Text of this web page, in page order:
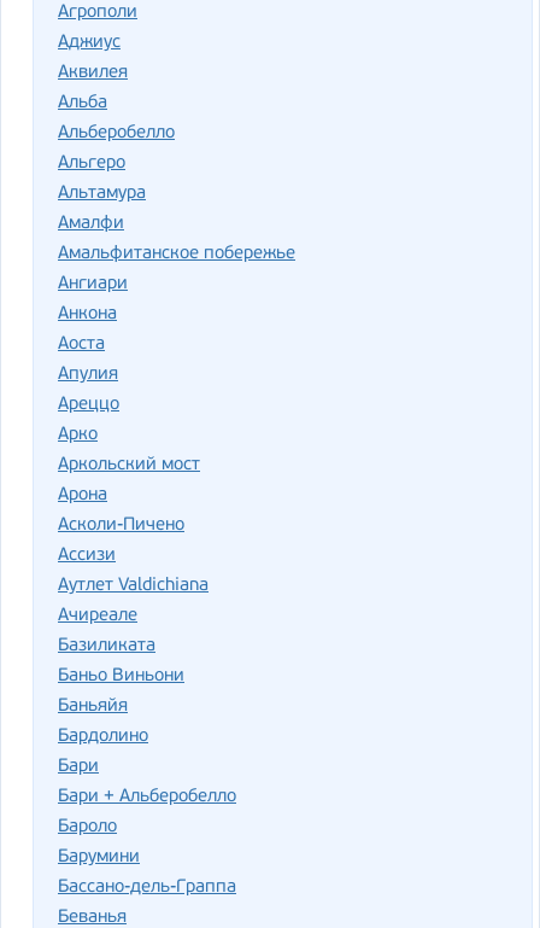
Агрополи
Аджиус
Аквилея
Альба
Альберобелло
Альгеро
Альтамура
Амалфи
Амальфитанское побережье
Ангиари
Анкона
Аоста
Апулия
Ареццо
Арко
Аркольский мост
Арона
Асколи-Пичено
Ассизи
Аутлет Valdichiana
Ачиреале
Базиликата
Баньо Виньони
Баньяйя
Бардолино
Бари
Бари + Альберобелло
Бароло
Барумини
Бассано-дель-Граппа
Беванья